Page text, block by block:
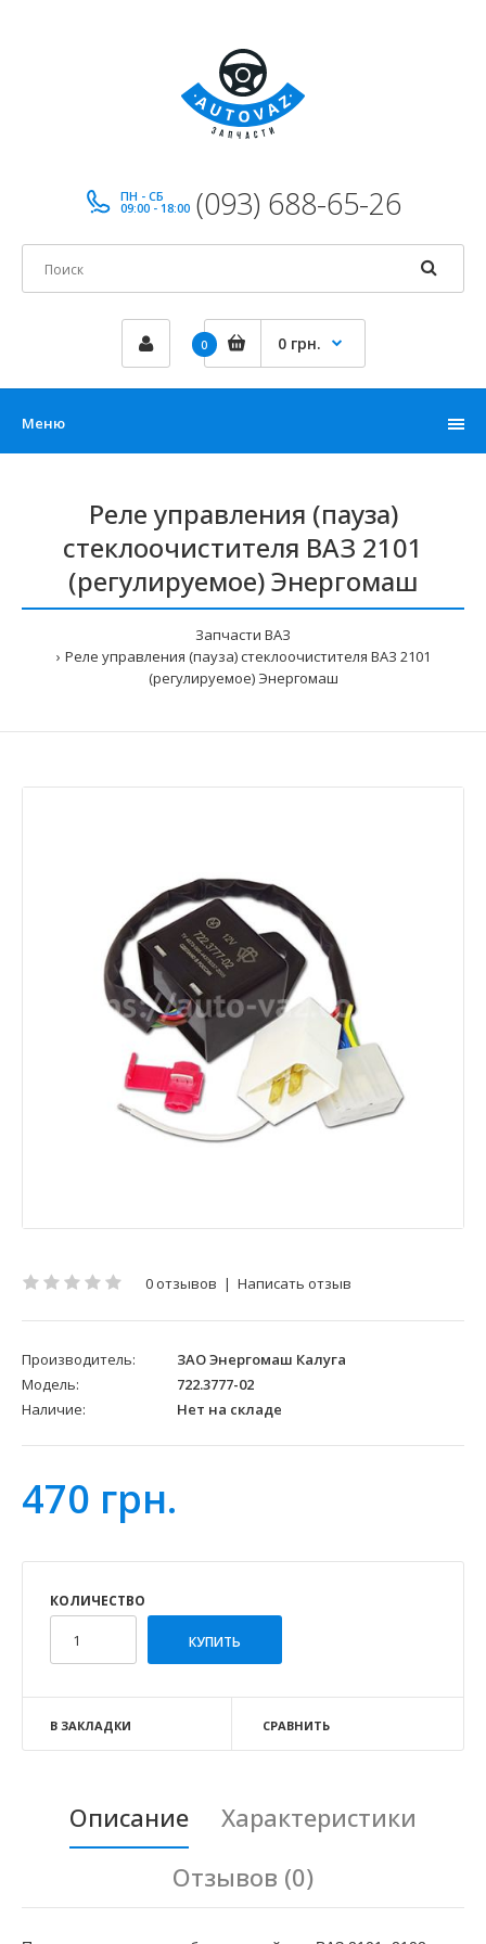
ПН - СБ
09:00 - 18:00 (093) 688-65-26
0 0 грн.
Меню
Реле управления (пауза)
стеклоочистителя ВАЗ 2101
(регулируемое) Энергомаш
Запчасти ВАЗ
Реле управления (пауза) стеклоочистителя ВАЗ 2101
(регулируемое) Энергомаш
0 отзывов | Написать отзыв
Производитель:
ЗАО Энергомаш Калуга
Модель:
722.3777-02
Наличие:
Нет на складе
470 грн.
КОЛИЧЕСТВО
В ЗАКЛАДКИ СРАВНИТЬ
Описание
Характеристики
Отзывов (0)